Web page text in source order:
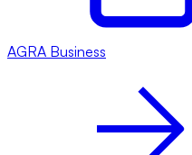
AGRA Business